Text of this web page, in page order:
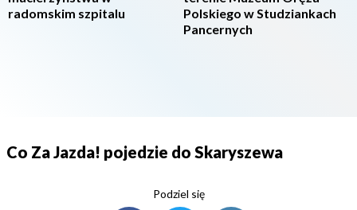
radomskim szpitalu
Polskiego w Studziankach
Pancernych
Co Za Jazda! pojedzie do Skaryszewa
Podziel się